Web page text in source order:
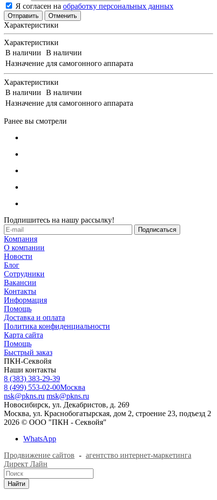
Я согласен на обработку персональных данных
Отменить
Характеристики
Характеристики
В наличии
В наличии
Назначение для самогонного аппарата
Характеристики
В наличии
В наличии
Назначение для самогонного аппарата
Ранее вы смотрели
Подпишитесь на нашу рассылку!
Компания
О компании
Новости
Блог
Сотрудники
Вакансии
Контакты
Информация
Помощь
Доставка и оплата
Политика конфиденциальности
Карта сайта
Помощь
Быстрый заказ
ПКН-Секвойя
Наши контакты
8 (383) 383-29-39
8 (499) 553-02-00Москва
nsk@pkns.ru msk@pkns.ru
Новосибирск, ул. Декабристов, д. 269
Москва, ул. Краснобогатырская, дом 2, строение 23, подъезд 2
2026 © ООО "ПКН - Секвойя"
WhatsApp
Продвижение сайтов - агентство интернет-маркетинга
Директ Лайн
Найти